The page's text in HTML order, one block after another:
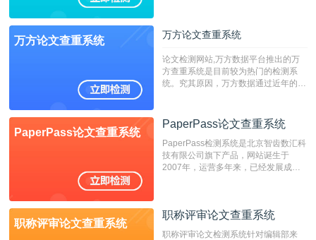
万方论文查重系统 万方论文查重系统
论文检测网站,万方数据平台推出的万
方查重系统是目前较为热门的检测系
统。究其原因，万方数据通过近年的发
检测系统，其真实性和权威性无可厚
非。其次，相对于知网而言，万方检测
费用少，上手容易，是学生初次论文查
重的推荐系统。
PaperPass论文查重系统
PaperPass论文查重系统
PaperPass检测系统是北京智齿数汇科
技有限公司旗下产品，网站诞生于
2007年，运营多年来，已经发展成为
检测速度快、精度高，市场反映良好。
职称评审论文查重系统
职称评审论文查重系统
职称评审论文检测系统针对编辑部来